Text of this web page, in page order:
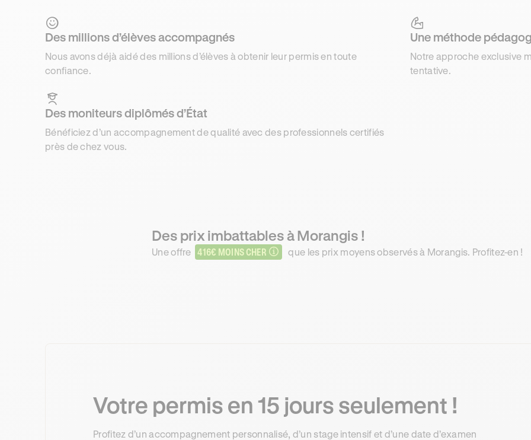
Des millions d’élèves accompagnés
Nous avons déjà aidé des millions d’élèves à obtenir leur permis en toute
confiance.
Une méthode
Notre approche exclusive
tentative.
Des moniteurs diplômés d’État
Bénéficiez d’un accompagnement de qualité avec des professionnels certifiés
près de chez vous.
Des prix imbattables à Morangis !
Une offre 416€ MOINS CHER que les prix moyens observés à Morangis. Profitez-en !
Votre permis en 15 jours seulement !
Profitez d’un accompagnement personnalisé, d’un stage intensif et d’une date d’examen